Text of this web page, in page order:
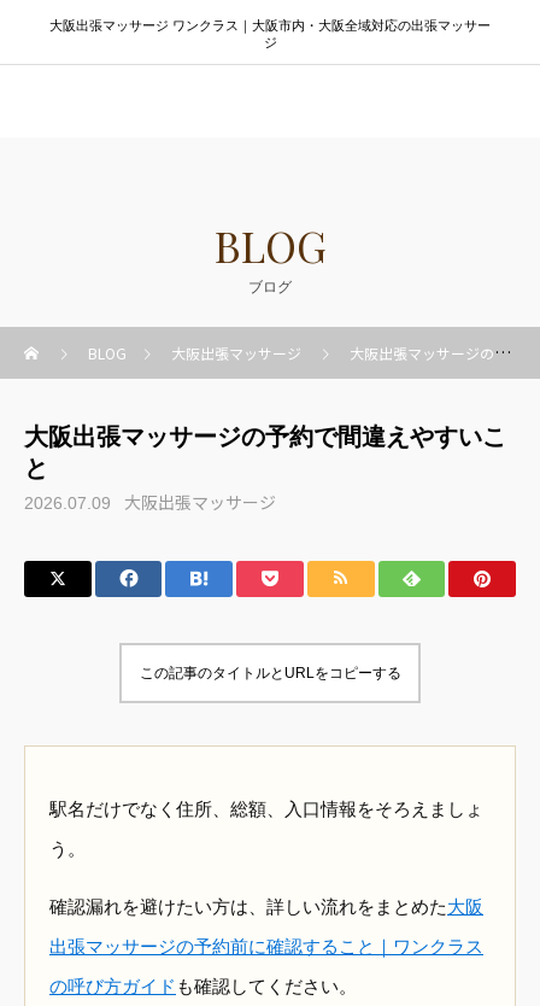
大阪出張マッサージ ワンクラス｜大阪市内・大阪全域対応の出張マッサー
ジ
BLOG
ブログ
BLOG 大阪出張マッサージ 大阪出張マッサージの予約で間違えやすいこと
大阪出張マッサージの予約で間違えやすいこ
と
2026.07.09 大阪出張マッサージ
この記事のタイトルとURLをコピーする
駅名だけでなく住所、総額、入口情報をそろえましょ
う。
確認漏れを避けたい方は、詳しい流れをまとめた大阪
出張マッサージの予約前に確認すること｜ワンクラス
の呼び方ガイド も確認してください。